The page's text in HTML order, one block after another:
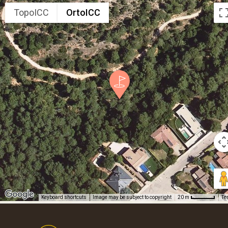
TopoICC OrtoICC
Keyboard shortcuts Image may be subject to copyright 20 m